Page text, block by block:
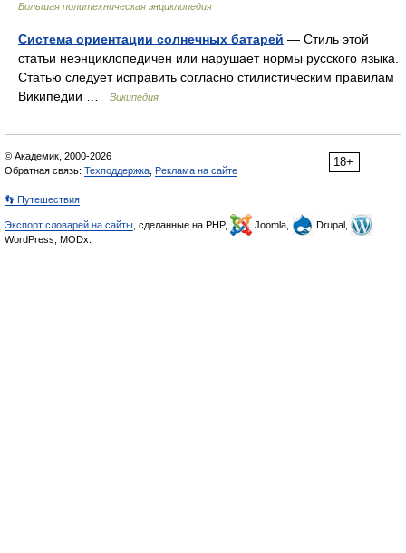
Большая политехническая энциклопедия
Система ориентации солнечных батарей — Стиль этой
статьи неэнциклопедичен или нарушает нормы русского языка.
Статью следует исправить согласно стилистическим правилам
Википедии …
Википедия
18+
© Академик, 2000-2026
Обратная связь: Техподдержка Реклама на сайте
👣 Путешествия
Экспорт словарей на сайты , сделанные на PHP, Joomla,
Drupal,
WordPress, MODx.